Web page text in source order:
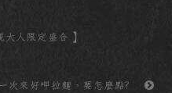
人限定盛合】
次來好呷拉麵，要怎麼點?